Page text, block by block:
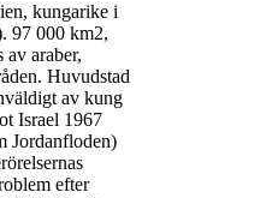
kungarike i
97 000 km2,
araber,
Huvudstad
av kung
Israel 1967
Jordanfloden)
efter